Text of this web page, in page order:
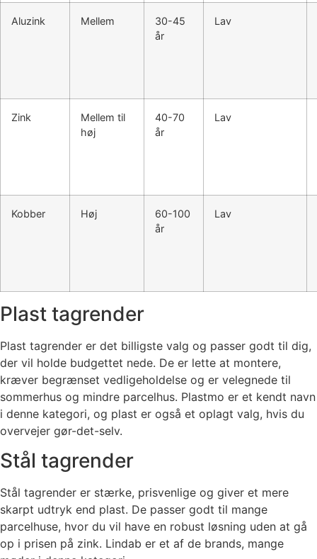
Aluzink Mellem
30-45
år
Lav
Zink
Mellem til
høj
40-70
år
Lav
Kobber Høj
60-100
år
Lav
Plast tagrender
Plast tagrender er det billigste valg og passer godt til dig,
der vil holde budgettet nede. De er lette at montere,
kræver begrænset vedligeholdelse og er velegnede til
sommerhus og mindre parcelhus. Plastmo er et kendt navn
i denne kategori, og plast er også et oplagt valg, hvis du
overvejer gør-det-selv.
Stål tagrender
Stål tagrender er stærke, prisvenlige og giver et mere
skarpt udtryk end plast. De passer godt til mange
parcelhuse, hvor du vil have en robust løsning uden at gå
op i prisen på zink. Lindab er et af de brands, mange